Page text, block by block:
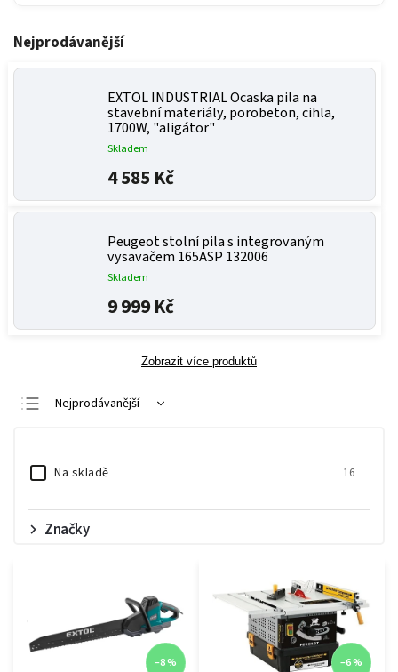
Nejprodávanější
EXTOL INDUSTRIAL Ocaska pila na
stavební materiály, porobeton, cihla,
1700W, "aligátor"
Skladem
4 585 Kč
Peugeot stolní pila s integrovaným
vysavačem 165ASP 132006
Skladem
9 999 Kč
Zobrazit více produktů
Nejprodávanější
Na skladě 16
Značky
–8 % –6 %